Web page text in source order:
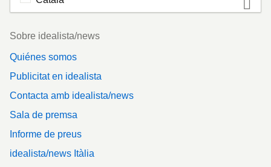
Footer
Sobre idealista/news
Quiénes somos
Publicitat en idealista
Contacta amb idealista/news
Sala de premsa
Informe de preus
idealista/news Itàlia